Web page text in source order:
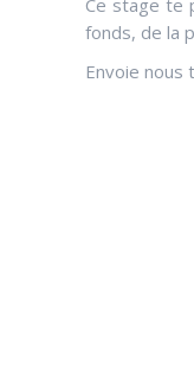
Ce stage te
fonds, de la
Envoie nous